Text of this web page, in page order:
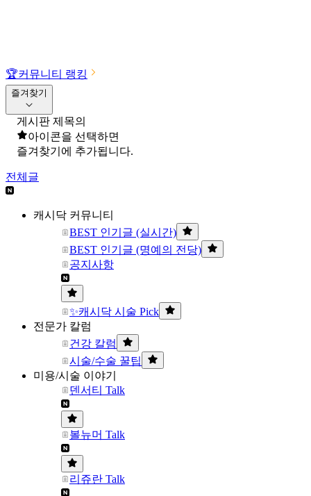
🏆커뮤니티 랭킹
즐겨찾기
게시판 제목의
아이콘을 선택하면
즐겨찾기에 추가됩니다.
전체글
캐시닥 커뮤니티
BEST 인기글 (실시간)
BEST 인기글 (명예의 전당)
공지사항
✨캐시닥 시술 Pick
전문가 칼럼
건강 칼럼
시술/수술 꿀팁
미용/시술 이야기
덴서티 Talk
볼뉴머 Talk
리쥬란 Talk